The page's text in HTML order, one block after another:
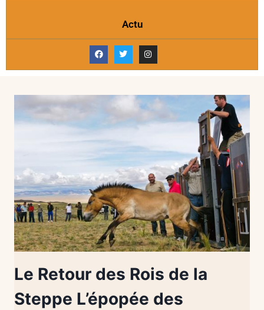
Actu
Le Retour des Rois de la
Steppe L’épopée des